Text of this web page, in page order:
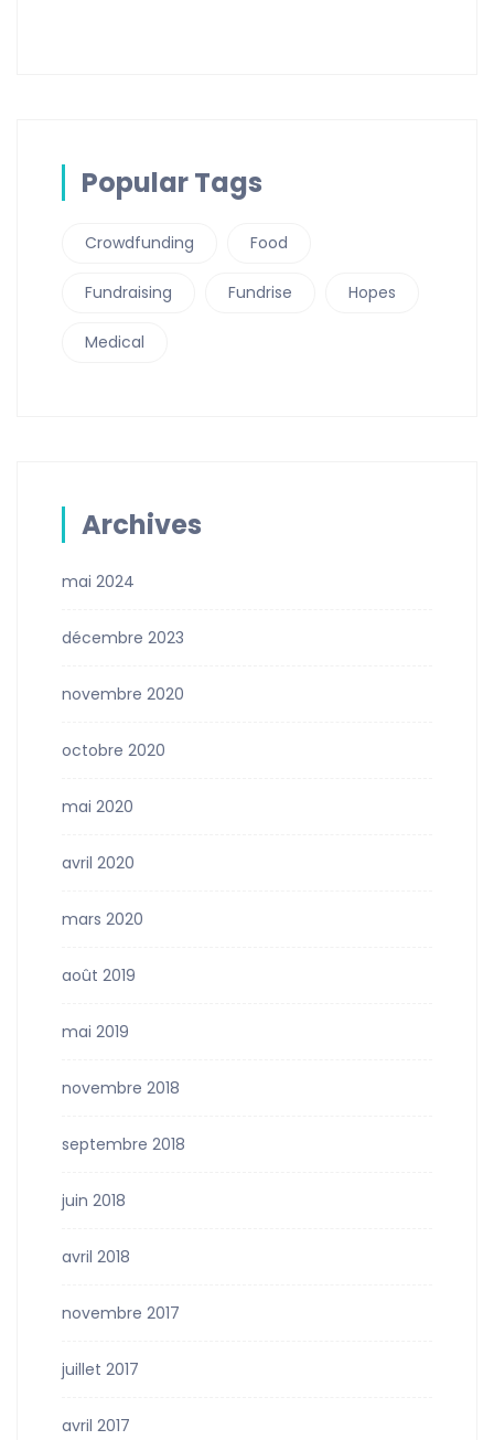
Popular Tags
Crowdfunding Food
Fundraising Fundrise Hopes
Medical
Archives
mai 2024
décembre 2023
novembre 2020
octobre 2020
mai 2020
avril 2020
mars 2020
août 2019
mai 2019
novembre 2018
septembre 2018
juin 2018
avril 2018
novembre 2017
juillet 2017
avril 2017